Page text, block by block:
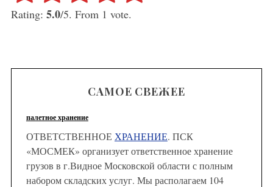
Rating: 5.0/5. From 1 vote.
САМОЕ СВЕЖЕЕ
палетное хранение
ОТВЕТСТВЕННОЕ ХРАНЕНИЕ. ПСК
«МОСМЕК» организует ответственное хранение
грузов в г.Видное Московской области с полным
набором складских услуг. Мы располагаем 104